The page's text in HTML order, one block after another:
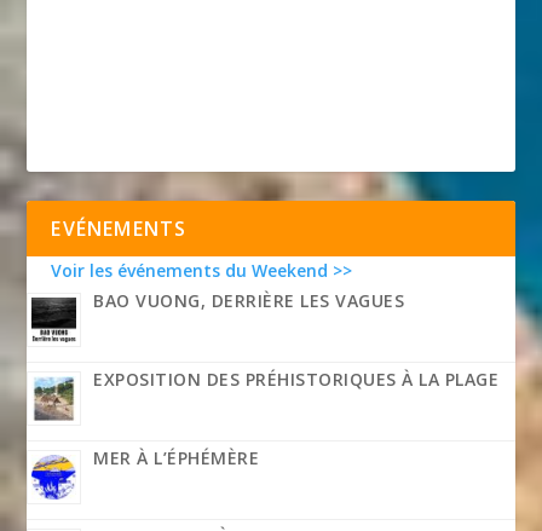
EVÉNEMENTS
Voir les événements du Weekend >>
BAO VUONG, DERRIÈRE LES VAGUES
EXPOSITION DES PRÉHISTORIQUES À LA PLAGE
MER À L’ÉPHÉMÈRE